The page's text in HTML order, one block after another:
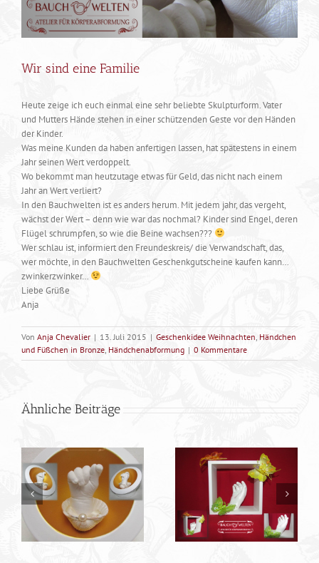
Wir sind eine Familie
Heute zeige ich euch einmal eine sehr beliebte Skulpturform. Vater
und Mutters Hände stehen in einer schützenden Geste vor den Händen
der Kinder.
Was meine Kunden da haben anfertigen lassen, hat spätestens in einem
Jahr seinen Wert verdoppelt.
Wo bekommt man heutzutage etwas für Geld, das nicht nach einem
Jahr an Wert verliert?
In den Bauchwelten ist es anders herum. Mit jedem jahr, das vergeht,
wächst der Wert – denn wie war das nochmal? Kinder sind Engel, deren
Flügel schrumpfen, so wie die Beine wachsen???
Wer schlau ist, informiert den Freundeskreis/ die Verwandschaft, das,
wer möchte, in den Bauchwelten Geschenkgutscheine kaufen kann…
zwinkerzwinker…
Liebe Grüße
Anja
Von Anja Chevalier | 13. Juli 2015 | Geschenkidee Weihnachten, Händchen
und Füßchen in Bronze, Händchenabformung | 0 Kommentare
Ähnliche Beiträge
Saskia und die
Erinnerungen …
Für einen lieben
Menschen…. oder auch
zwei :-)